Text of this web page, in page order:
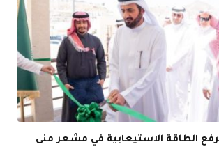
الطاقة الاستيعابية في مشعر منى